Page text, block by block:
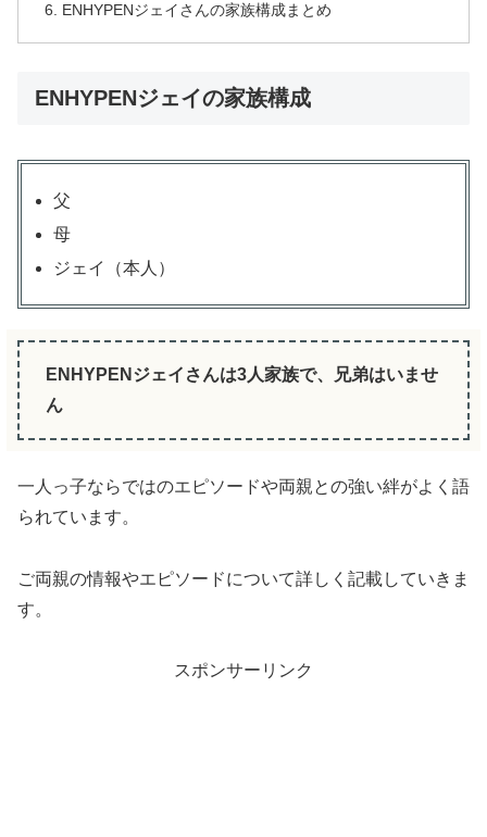
ENHYPENジェイさんの家族構成まとめ
ENHYPENジェイの家族構成
父
母
ジェイ（本人）
ENHYPENジェイさんは3人家族で、兄弟はいませ
ん
一人っ子ならではのエピソードや両親との強い絆がよく語
られています。
ご両親の情報やエピソードについて詳しく記載していきま
す。
スポンサーリンク